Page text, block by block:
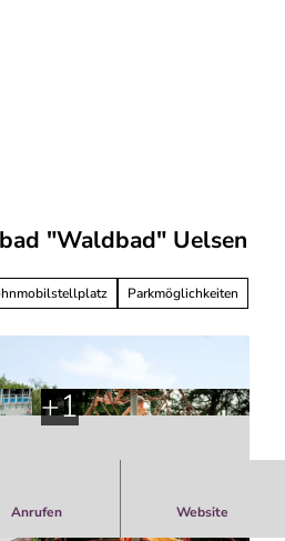
"Waldbad" Uelsen
Parkmöglichkeiten
Anrufen Website
und ein Freibad, mitten